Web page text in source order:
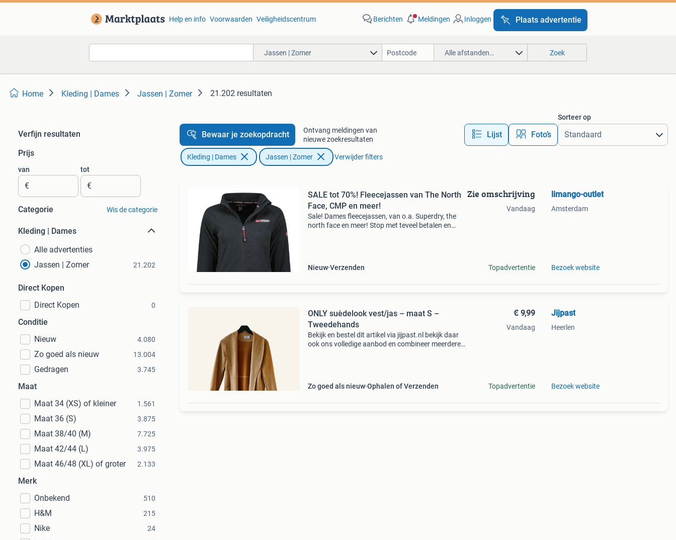
Help en info Voorwaarden Veiligheidscentrum Berichten Meldingen Inloggen Plaats advertentie
Jassen | Zomer Alle afstanden… Zoek
Home Kleding | Dames Jassen | Zomer 21.202 resultaten
Verfijn resultaten
Prijs
van
€
tot
€
Categorie Wis de categorie
Kleding | Dames
Alle advertenties
Jassen | Zomer
21.202
Direct Kopen
Direct Kopen
0
Conditie
Nieuw
4.080
Zo goed als nieuw 13.004
Gedragen 3.745
Maat
Maat 34 (XS) of kleiner
1.561
Maat 36 (S) 3.875
Maat 38/40 (M) 7.725
Maat 42/44 (L) 3.975
Maat 46/48 (XL) of groter 2.133
Merk
Onbekend
510
H&M 215
Nike 24
Bewaar je zoekopdracht
Ontvang meldingen van
nieuwe zoekresultaten
Lijst Foto’s
Sorteer op
Kleding | Dames Jassen | Zomer Verwijder filters
SALE tot 70%! Fleecejassen van The North
Face, CMP en meer!
Sale! Dames fleecejassen, van o.a. Superdry, the
north face en meer! Stop met teveel betalen en
Nieuw Verzenden
Zie omschrijving
Vandaag
Topadvertentie
limango-outlet
Amsterdam
Bezoek website
ONLY suèdelook vest/jas – maat S –
Tweedehands
Bekijk en bestel dit artikel via jijpast.nl bekijk daar
ook ons volledige aanbod en combineer meerdere
Zo goed als nieuw Ophalen of Verzenden
€ 9,99
Vandaag
Topadvertentie
Jijpast
Heerlen
Bezoek website